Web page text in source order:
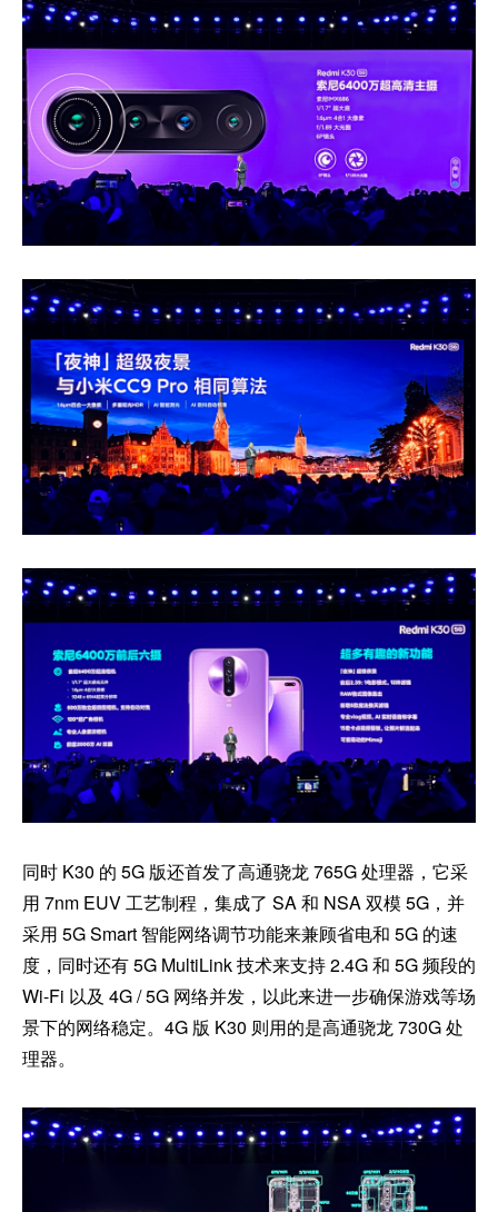
同时 K30 的 5G 版还首发了高通骁龙 765G 处理器，它采
用 7nm EUV 工艺制程，集成了 SA 和 NSA 双模 5G，并
采用 5G Smart 智能网络调节功能来兼顾省电和 5G 的速
度，同时还有 5G MultiLink 技术来支持 2.4G 和 5G 频段的
Wi-Fi 以及 4G / 5G 网络并发，以此来进一步确保游戏等场
景下的网络稳定。4G 版 K30 则用的是高通骁龙 730G 处
理器。